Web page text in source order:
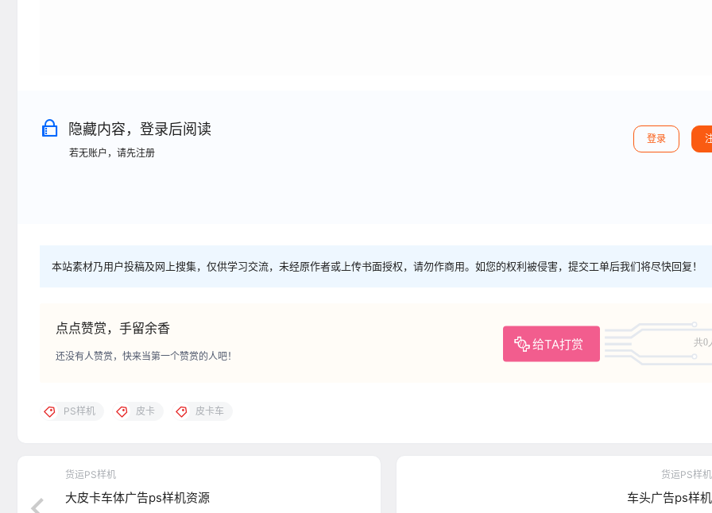
隐藏内容，登录后阅读
若无账户，请先注册
登录
本站素材乃用户投稿及网上搜集，仅供学习交流，未经原作者或上传书面授权，请勿作商用。如您的权利被侵害，提交工单后我们将尽快回复！
点点赞赏，手留余香
给TA打赏 共0
还没有人赞赏，快来当第一个赞赏的人吧！
PS样机 皮卡 皮卡车
货运PS样机
大皮卡车体广告ps样机资源
货运PS样机
车头广告ps样机